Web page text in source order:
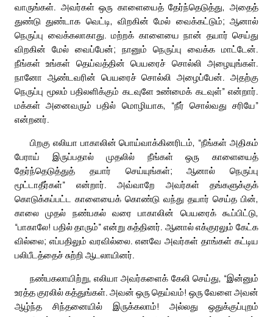
வாருங்கள். அவர்கள் ஒரு காளையைத் தேர்ந்தெடுத்து, அதைத்
துண்டு துண்டாக வெட்டி, விறகின் மேல் வைக்கட்டும்; ஆனால்
நெருப்பு வைக்கலாகாது. மற்றக் காளையை நான் தயார் செய்து
விறகின் மேல் வைப்பேன்; நானும் நெருப்பு வைக்க மாட்டேன்.
நீங்கள் உங்கள் தெய்வத்தின் பெயரைச் சொல்லி அழையுங்கள்.
நானோ ஆண்டவரின் பெயரைச் சொல்லி அழைப்பேன். அதற்கு
நெருப்பு மூலம் பதிலளிக்கும் கடவுளே உண்மைக் கடவுள்” என்றார்.
மக்கள் அனைவரும் பதில் மொழியாக, “நீர் சொல்வது சரியே”
என்றனர்.
பிறகு எலியா பாகாலின் பொய்வாக்கினரிடம், “நீங்கள் அதிகம்
பேராய் இருப்பதால் முதலில் நீங்கள் ஒரு காளையைத்
தேர்ந்தெடுத்துத் தயார் செய்யுங்கள்; ஆனால் நெருப்பு
மூட்டாதீர்கள்” என்றார். அவ்வாறே அவர்கள் தங்களுக்குக்
கொடுக்கப்பட்ட காளையைக் கொண்டு வந்து தயார் செய்த பின்,
காலை முதல் நண்பகல் வரை பாகாலின் பெயரைக் கூப்பிட்டு,
“பாகாலே! பதில் தாரும்” என்று கத்தினர். ஆனால் எக்குரலும் கேட்க
வில்லை; எப்பதிலும் வரவில்லை. எனவே அவர்கள் தாங்கள் கட்டிய
பலிபீடத்தைச் சுற்றி ஆடலாயினர்.
நண்பகலாயிற்று, எலியா அவர்களைக் கேலி செய்து, “இன்னும்
உரத்த குரலில் கத்துங்கள். அவன் ஒரு தெய்வம்! ஒரு வேளை அவன்
ஆழ்ந்த சிந்தனையில் இருக்கலாம்! அல்லது ஒதுக்குப்புறம்